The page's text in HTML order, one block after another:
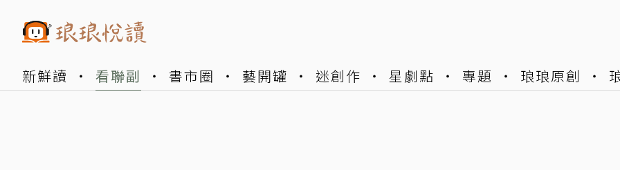
新鮮讀 看聯副 書市圈 藝開罐 迷創作 星劇點 專題 琅琅原創